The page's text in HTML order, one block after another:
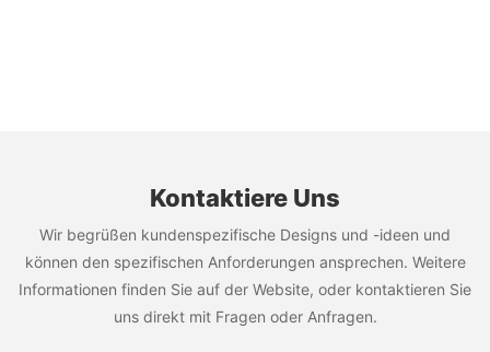
Kontaktiere Uns
Wir begrüßen kundenspezifische Designs und -ideen und
können den spezifischen Anforderungen ansprechen. Weitere
Informationen finden Sie auf der Website, oder kontaktieren Sie
uns direkt mit Fragen oder Anfragen.